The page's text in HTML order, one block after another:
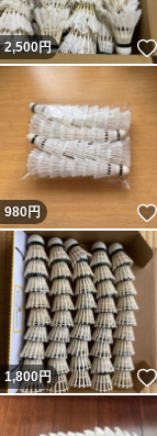
2,500円
980円
1,800円